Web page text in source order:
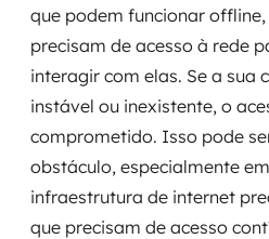
que podem funcionar
precisam de acesso à rede
interagir com elas. Se a sua
instável ou inexistente, o
comprometido. Isso pode
obstáculo, especialmente
infraestrutura de internet
que precisam de acesso